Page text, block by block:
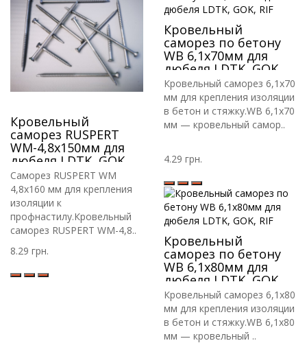
Кровельный
саморез RUSPERT
WM-4,8х150мм для
дюбеля LDTK, GOK,
RIF.
Саморез RUSPERT WM
4,8х160 мм для крепления
изоляции к
профнастилу.Кровельный
саморез RUSPERT WM-4,8..
8.29 грн.
Кровельный
саморез по бетону
WB 6,1х70мм для
дюбеля LDTK, GOK,
RIF
Кровельный саморез 6,1х70
мм для крепления изоляции
в бетон и стяжку.WB 6,1х70
мм — кровельный самор..
4.29 грн.
Кровельный
саморез по бетону
WB 6,1х80мм для
дюбеля LDTK, GOK,
RIF
Кровельный саморез 6,1х80
мм для крепления изоляции
в бетон и стяжку.WB 6,1х80
мм — кровельный ..